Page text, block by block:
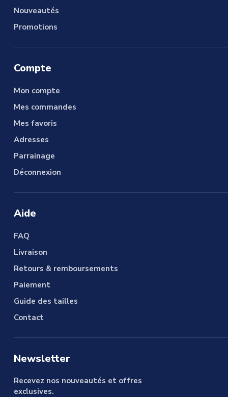
Nouveautés
Promotions
Compte
Mon compte
Mes commandes
Mes favoris
Adresses
Parrainage
Déconnexion
Aide
FAQ
Livraison
Retours & remboursements
Paiement
Guide des tailles
Contact
Newsletter
Recevez nos nouveautés et offres
exclusives.